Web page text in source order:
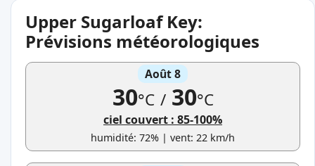
Upper Sugarloaf Key:
Prévisions météorologiques
Août 8
30°C /30°C
ciel couvert : 85-100%
humidité: 72% | vent: 22 km/h